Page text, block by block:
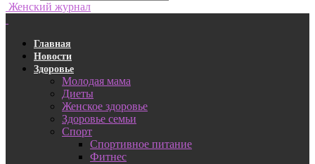
Женский журнал
Главная
Новости
Здоровье
Молодая мама
Диеты
Женское здоровье
Здоровье семьи
Спорт
Спортивное питание
Фитнес